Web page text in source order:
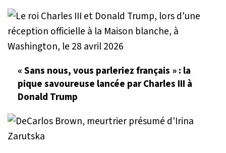
« Sans nous, vous parleriez français » : la
pique savoureuse lancée par Charles III à
Donald Trump